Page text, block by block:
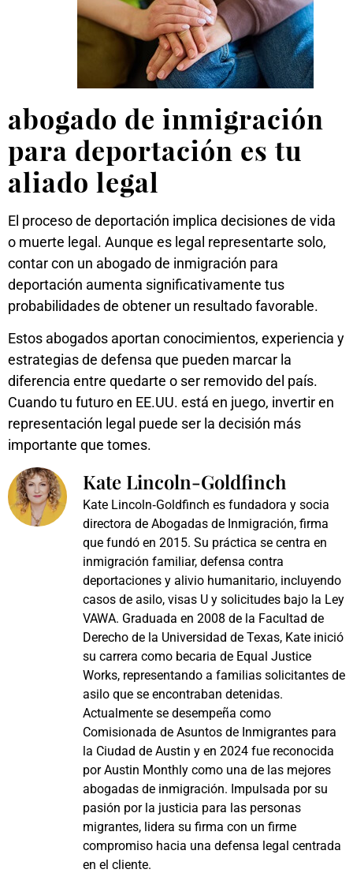
abogado de inmigración
para deportación es tu
aliado legal
El proceso de deportación implica decisiones de vida
o muerte legal. Aunque es legal representarte solo,
contar con un abogado de inmigración para
deportación aumenta significativamente tus
probabilidades de obtener un resultado favorable.
Estos abogados aportan conocimientos, experiencia y
estrategias de defensa que pueden marcar la
diferencia entre quedarte o ser removido del país.
Cuando tu futuro en EE.UU. está en juego, invertir en
representación legal puede ser la decisión más
importante que tomes.
Kate Lincoln-Goldfinch
Kate Lincoln‑Goldfinch es fundadora y socia
directora de Abogadas de Inmigración, firma
que fundó en 2015. Su práctica se centra en
inmigración familiar, defensa contra
deportaciones y alivio humanitario, incluyendo
casos de asilo, visas U y solicitudes bajo la Ley
VAWA. Graduada en 2008 de la Facultad de
Derecho de la Universidad de Texas, Kate inició
su carrera como becaria de Equal Justice
Works, representando a familias solicitantes de
asilo que se encontraban detenidas.
Actualmente se desempeña como
Comisionada de Asuntos de Inmigrantes para
la Ciudad de Austin y en 2024 fue reconocida
por Austin Monthly como una de las mejores
abogadas de inmigración. Impulsada por su
pasión por la justicia para las personas
migrantes, lidera su firma con un firme
compromiso hacia una defensa legal centrada
en el cliente.